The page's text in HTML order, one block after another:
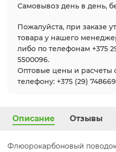
Самовывоз день в день,
Пожалуйста, при заказе
товара у нашего
либо по телефонам +375
5500096.
Оптовые цены и расчеты
телефону: +375 (29)
Описание Отзывы
Флюорокарбоновый